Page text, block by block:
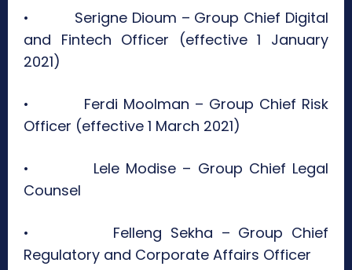
• Serigne Dioum – Group Chief Digital
and Fintech Officer (effective 1 January
2021)
• Ferdi Moolman – Group Chief Risk
Officer (effective 1 March 2021)
• Lele Modise – Group Chief Legal
Counsel
• Felleng Sekha – Group Chief
Regulatory and Corporate Affairs Officer